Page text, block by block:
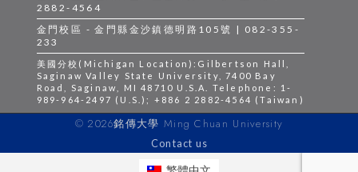
2882-4564
金門校區 - 金門縣金沙鎮德明路105號 | 082-355-
233
美國分校(Michigan Location):Gilbertson Hall,
Saginaw Valley State University, 7400 Bay
Road, Saginaw, MI 48710 U.S.A. Telephone: 1-
989-964-2497 (U.S.); +886 2 2882-4564 (Taiwan)
© 2026銘傳大學 Ming Chuan University
Contact us